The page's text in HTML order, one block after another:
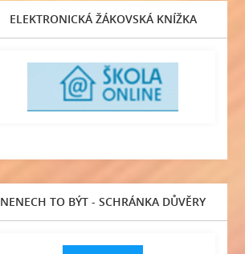
ELEKTRONICKÁ ŽÁKOVSKÁ KNÍŽKA
NENECH TO BÝT - SCHRÁNKA DŮVĚRY